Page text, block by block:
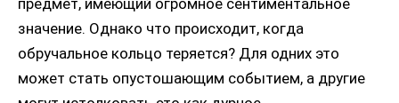
предмет, имеющий огромное сентиментальное
значение. Однако что происходит, когда
обручальное кольцо теряется? Для одних это
может стать опустошающим событием, а другие